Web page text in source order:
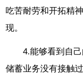
吃苦耐劳和开拓精
现。
4.能够看到自
储蓄业务没有接触